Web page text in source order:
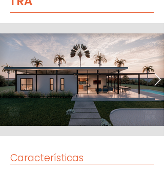
Características